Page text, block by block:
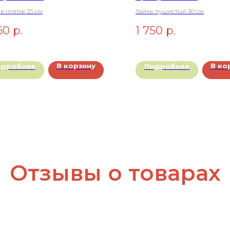
платье 25 см
р.
В корзину
Зайка пушистый 30 см
1 750 р.
Подробнее В
Отзывы о товарах